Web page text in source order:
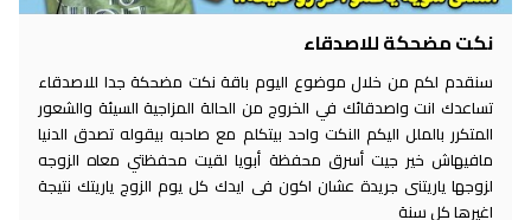
نكت مضحكة للاصدقاء
سنقدم لكم من خلال موضوع اليوم باقة نكت مضحكة جدا للاصدقاء
تساعدك انت واصدقائك في الخروج من الحالة المزاجية السيئة والشعور
المتكرر بالملل اليكم النكت واحد بيتكلم مع صاحبه بيقوله تصدق الدنيا
مافيهاش خير جيت أسرق محفظة أبويا لقيت محفظتي معاه الزوجه
لزوجها ياريتنى جريدة عشان اكون فى ايدك كل يوم الزوج ياريتك نتيجة
اغيرها كل سنة